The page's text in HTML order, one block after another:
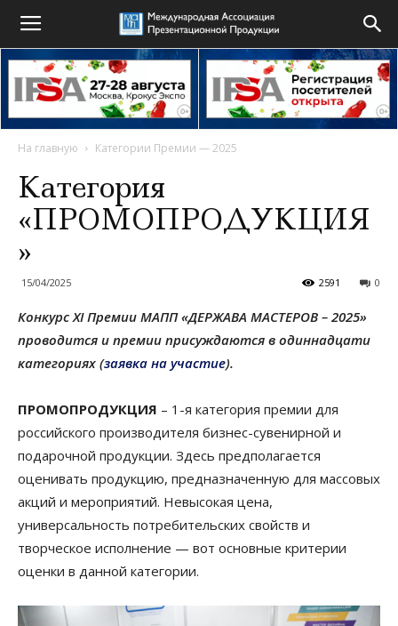
На главную Категории Премии — 2025
Категория
«ПРОМОПРОДУКЦИЯ
»
15/04/2025 0
2591
Конкурс XI Премии МАПП «ДЕРЖАВА МАСТЕРОВ – 2025»
проводится и премии присуждаются в одиннадцати
категориях (заявка на участие).
ПРОМОПРОДУКЦИЯ – 1-я категория премии для
российского производителя бизнес-сувенирной и
подарочной продукции. Здесь предполагается
оценивать продукцию, предназначенную для массовых
акций и мероприятий. Невысокая цена,
универсальность потребительских свойств и
творческое исполнение — вот основные критерии
оценки в данной категории.